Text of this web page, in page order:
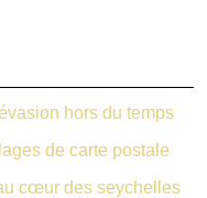
hors du temps
de carte postale
cœur des seychelles